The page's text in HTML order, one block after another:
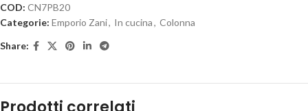
COD: CN7PB20
Categorie: Emporio Zani, In cucina, Colonna
Share: